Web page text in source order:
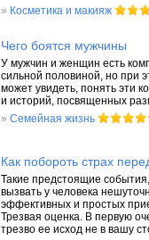
» Косметика и макияж
Чего боятся мужчины
У мужчин и женщин есть
сильной половиной, но при
может увидеть, понять эти
и историй, посвященных
» Семейная жизнь
Как побороть страх
Такие предстоящие
вызвать у человека
эффективных и простых
Трезвая оценка. В первую
трезво ее исход не в вашу